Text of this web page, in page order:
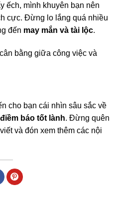
ếch, mình khuyên bạn nên
cực. Đừng lo lắng quá nhiều
đến may mắn và tài lộc.
bằng giữa công việc và
cho bạn cái nhìn sâu sắc về
điềm báo tốt lành. Đừng quên
và đón xem thêm các nội